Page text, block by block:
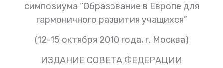
симпозиума “Образование в Европе для
гармоничного развития учащихся”
(12-15 октября 2010 года, г. Москва)
ИЗДАНИЕ СОВЕТА ФЕДЕРАЦИИ